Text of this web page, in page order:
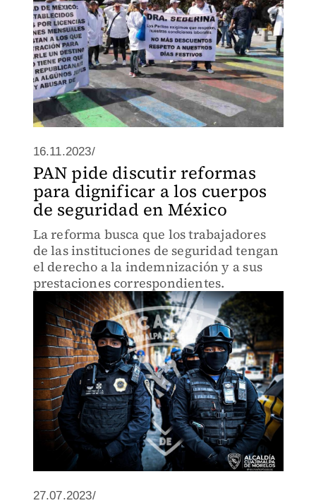
16.11.2023/
PAN pide discutir reformas
para dignificar a los cuerpos
de seguridad en México
La reforma busca que los trabajadores
de las instituciones de seguridad tengan
el derecho a la indemnización y a sus
prestaciones correspondientes.
27.07.2023/